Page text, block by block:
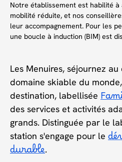
Notre établissement est habilité
mobilité réduite, et nos
leur accompagnement. Pour les
une boucle à induction (BIM) est
Les Menuires, séjournez
domaine skiable du monde,
destination, labellisée
des services et activités
grands. Distinguée par le
station s'engage pour le
durable.